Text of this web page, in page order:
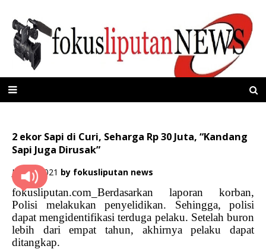
2 ekor Sapi di Curi, Seharga Rp 30 Juta, “Kandang
Sapi Juga Dirusak”
Juli 08, 2021 by fokusliputan news
fokusliputan.com_Berdasarkan laporan korban,
Polisi melakukan penyelidikan. Sehingga, polisi
dapat mengidentifikasi terduga pelaku. Setelah buron
lebih dari empat tahun, akhirnya pelaku dapat
ditangkap.